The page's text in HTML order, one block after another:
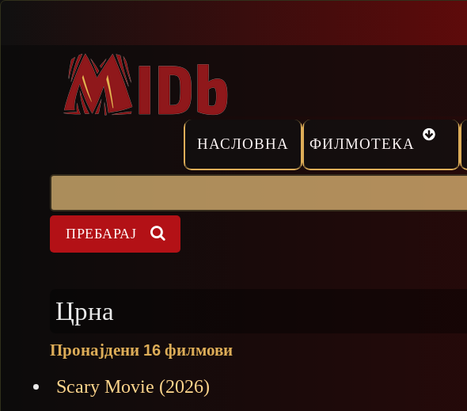
Прескокни
НАСЛОВНА ФИЛМОТЕКА
Црна
Пронајдени 16 филмови
Scary Movie (2026)